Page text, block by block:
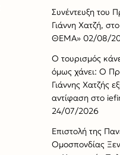
Συνέντευξη του
Γιάννη Χατζή,
ΘΕΜΑ» 02/08/
Ο τουρισμός
όμως χάνει: Ο
Γιάννης Χατζής
αντίφαση στο
24/07/2026
Επιστολή της
Ομοσπονδίας